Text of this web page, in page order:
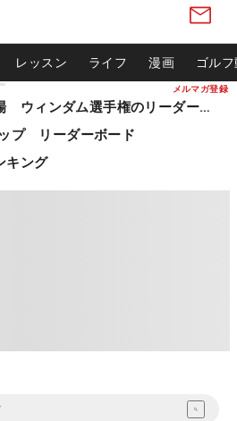
メルマガ登録
レッスン ライフ 漫画 ゴル
松山英樹ら出場 ウィンダム選手権のリーダーボード
プ リーダーボード
キング